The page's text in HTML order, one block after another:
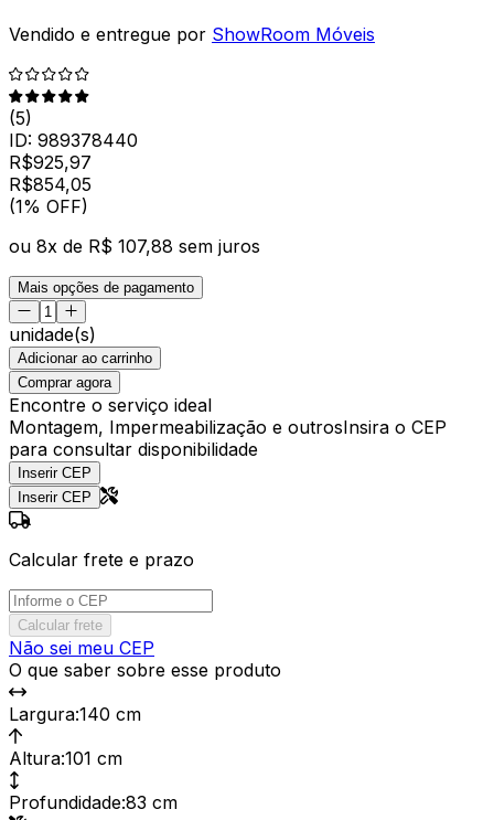
Vendido e entregue por ShowRoom Móveis
(5)
ID: 989378440
R$925,97
R$854,05
(1% OFF)
ou 8x de R$ 107,88 sem juros
Mais opções de pagamento
unidade(s)
Adicionar ao carrinho
Comprar agora
Encontre o serviço ideal
Montagem, Impermeabilização e outrosInsira o CEP
para consultar disponibilidade
Inserir CEP
Inserir CEP
Calcular frete e prazo
Calcular frete
Não sei meu CEP
O que saber sobre esse produto
Largura:140 cm
Altura:101 cm
Profundidade:83 cm